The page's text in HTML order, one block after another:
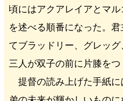
頃にはアクアレイアとマ
を述べる順番になった。
てブラッドリー、グレッ
三人が双子の前に片膝をつ
提督の読み上げた手紙に